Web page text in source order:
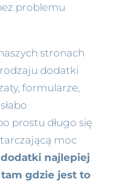
problemu
stronach
dodatki
formularze,
prostu długo się
moc
dodatki najlepiej
gdzie jest to